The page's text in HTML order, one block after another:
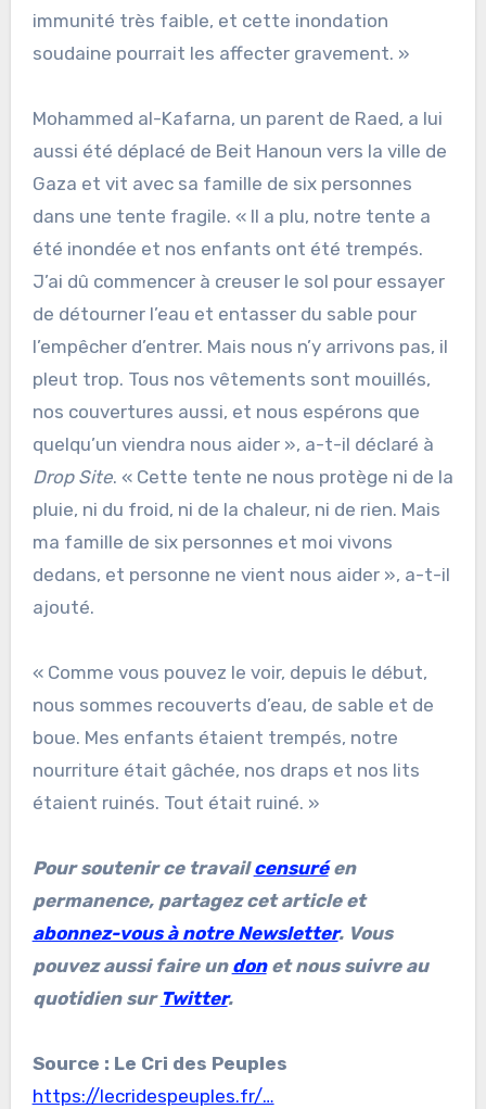
immunité très faible, et cette inondation
soudaine pourrait les affecter gravement. »
Mohammed al-Kafarna, un parent de Raed, a lui
aussi été déplacé de Beit Hanoun vers la ville de
Gaza et vit avec sa famille de six personnes
dans une tente fragile. « Il a plu, notre tente a
été inondée et nos enfants ont été trempés.
J’ai dû commencer à creuser le sol pour essayer
de détourner l’eau et entasser du sable pour
l’empêcher d’entrer. Mais nous n’y arrivons pas, il
pleut trop. Tous nos vêtements sont mouillés,
nos couvertures aussi, et nous espérons que
quelqu’un viendra nous aider », a-t-il déclaré à
Drop Site. « Cette tente ne nous protège ni de la
pluie, ni du froid, ni de la chaleur, ni de rien. Mais
ma famille de six personnes et moi vivons
dedans, et personne ne vient nous aider », a-t-il
ajouté.
« Comme vous pouvez le voir, depuis le début,
nous sommes recouverts d’eau, de sable et de
boue. Mes enfants étaient trempés, notre
nourriture était gâchée, nos draps et nos lits
étaient ruinés. Tout était ruiné. »
Pour soutenir ce travailcensuréen
permanence, partagez cet article et
abonnez-vous à notre Newsletter. Vous
pouvez aussi faire un donet nous suivre au
quotidien sur Twitter.
Source : Le Cri des Peuples
https://lecridespeuples.fr/…